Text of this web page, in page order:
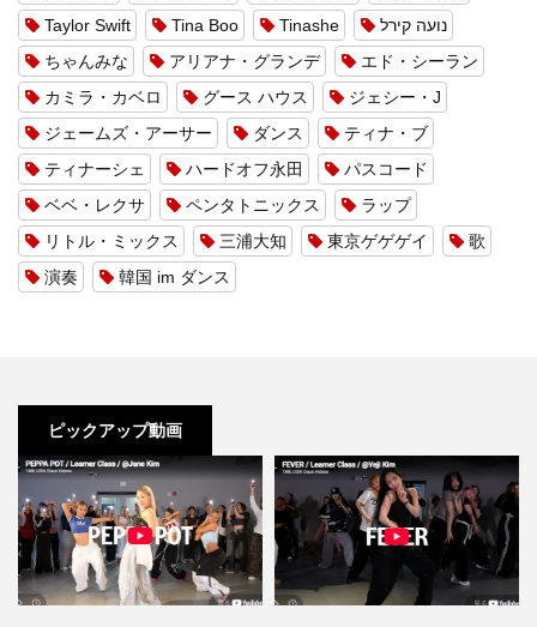
Taylor Swift
Tina Boo Tinashe
נועה קירל
ちゃんみな
アリアナ・グランデ
エド・シーラン
カミラ・カベロ
グース ハウス
ジェシー・J
ジェームズ・アーサー
ダンス
ティナ・ブ
ティナーシェ
ハードオフ永田
パスコード
ベベ・レクサ
ペンタトニックス
ラップ
リトル・ミックス
三浦大知 東京ゲゲゲイ
歌
演奏
韓国 im ダンス
ピックアップ動画